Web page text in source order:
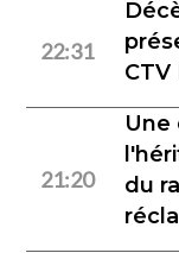
22:31
21:20
Une
du